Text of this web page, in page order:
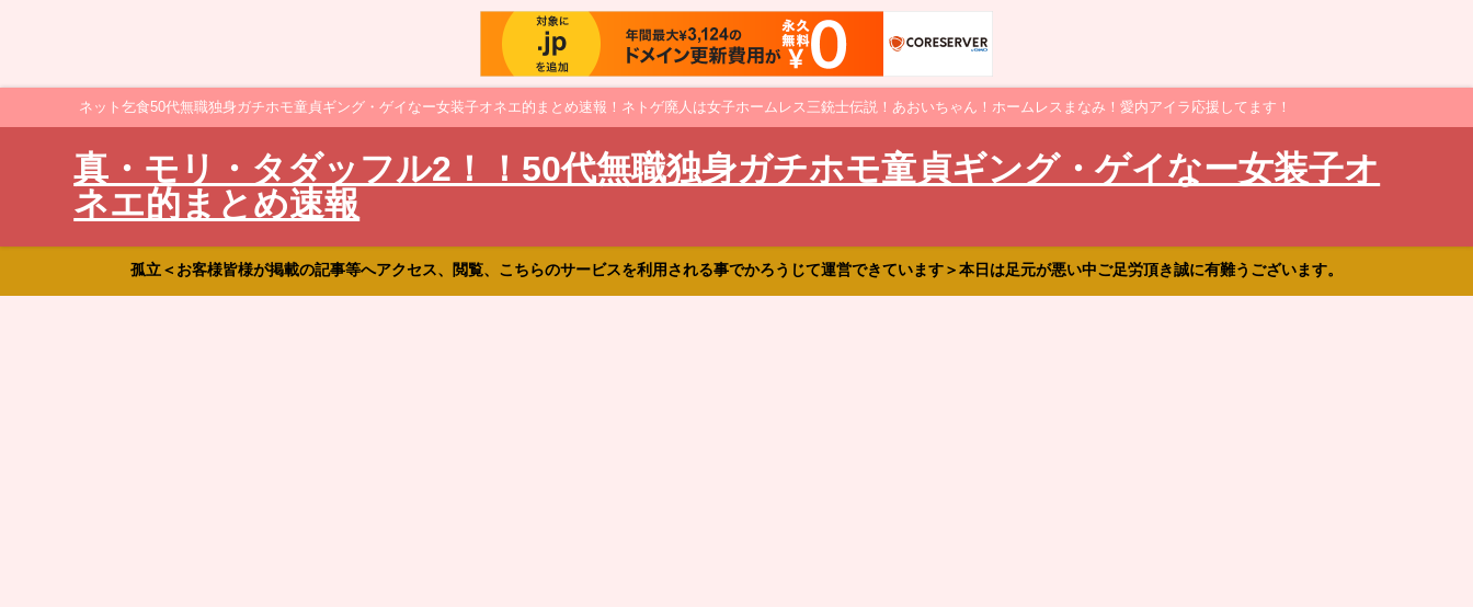
ネット乞食50代無職独身ガチホモ童貞ギング・ゲイなー女装子オネエ的まとめ速報！ネトゲ廃人は女子ホームレス三銃士伝説！あおいちゃん！ホームレスまなみ！愛内アイラ応援してます！
真・モリ・タダッフル2！！50代無職独身ガチホモ童貞ギング・ゲイなー女装子オ
ネエ的まとめ速報
孤立＜お客様皆様が掲載の記事等へアクセス、閲覧、こちらのサービスを利用される事でかろうじて運営できています＞本日は足元が悪い中ご足労頂き誠に有難うございます。